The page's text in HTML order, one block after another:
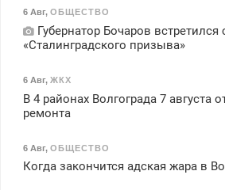
6 Авг, ОБЩЕСТВО
Губернатор Бочаров
«Сталинградского призыва»
6 Авг, ЖКХ
В 4 районах Волгограда 7 августа
ремонта
6 Авг, ОБЩЕСТВО
Когда закончится адская жара в